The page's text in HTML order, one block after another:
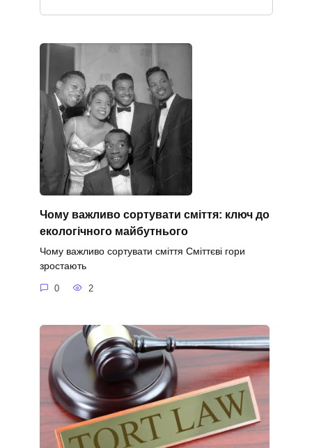
Чому важливо сортувати сміття: ключ до
екологічного майбутнього
Чому важливо сортувати сміття Сміттєві гори
зростають
0 2